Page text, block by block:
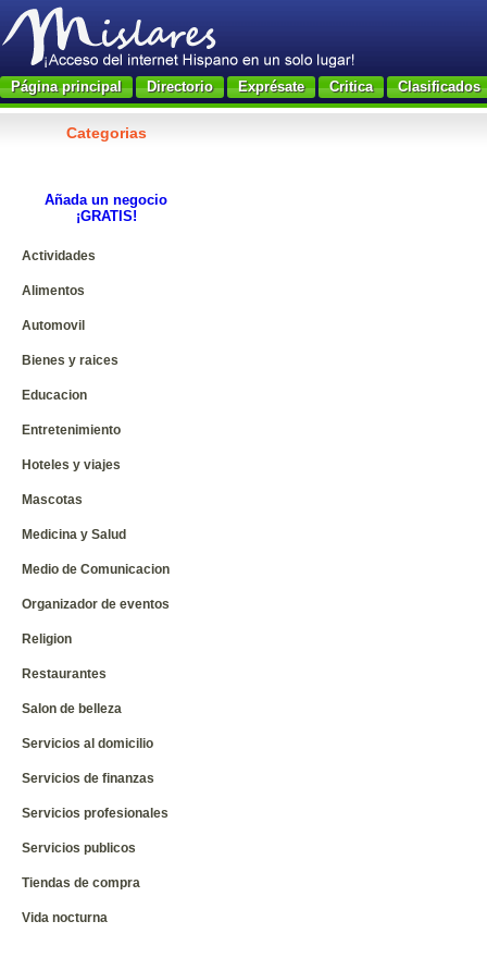
Página principal Directorio Exprésate Critica Clasificados
Categorias
Añada un negocio
¡GRATIS!
Actividades
Alimentos
Automovil
Bienes y raices
Educacion
Entretenimiento
Hoteles y viajes
Mascotas
Medicina y Salud
Medio de Comunicacion
Organizador de eventos
Religion
Restaurantes
Salon de belleza
Servicios al domicilio
Servicios de finanzas
Servicios profesionales
Servicios publicos
Tiendas de compra
Vida nocturna